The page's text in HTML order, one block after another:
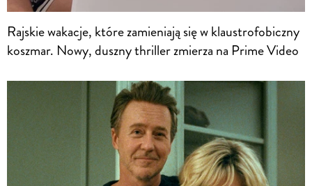
Rajskie wakacje, które zamieniają się w klaustrofobiczny
koszmar. Nowy, duszny thriller zmierza na Prime Video